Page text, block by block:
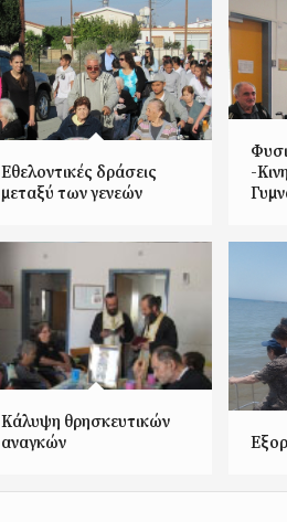
Εθελοντικές δράσεις
μεταξύ των γενεών
-
Κάλυψη θρησκευτικών
αναγκών